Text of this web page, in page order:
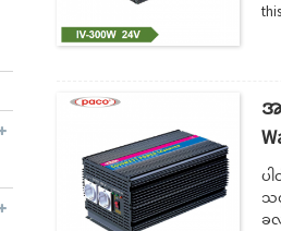
အ
ပ
သ
ခ